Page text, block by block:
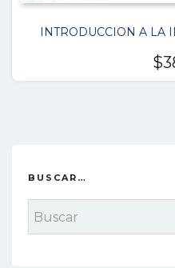
INTRODUCCION A LA
$
BUSCAR…